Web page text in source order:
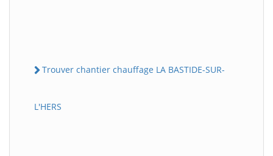
Trouver chantier chauffage LA BASTIDE-SUR-
L'HERS